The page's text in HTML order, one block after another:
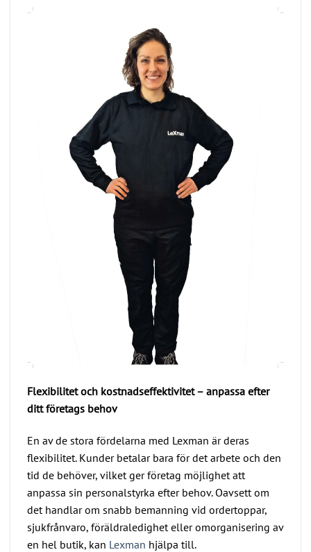
Flexibilitet och kostnadseffektivitet – anpassa efter
ditt företags behov
En av de stora fördelarna med Lexman är deras
flexibilitet. Kunder betalar bara för det arbete och den
tid de behöver, vilket ger företag möjlighet att
anpassa sin personalstyrka efter behov. Oavsett om
det handlar om snabb bemanning vid ordertoppar,
sjukfrånvaro, föräldraledighet eller omorganisering av
en hel butik, kan Lexman hjälpa till.